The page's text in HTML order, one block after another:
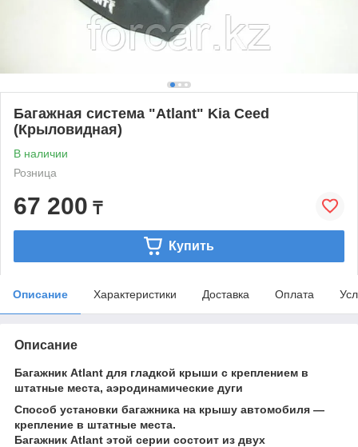
Багажная система "Atlant" Kia Ceed
(Крыловидная)
В наличии
Розница
67 200 ₸
Купить
Описание Характеристики Доставка Оплата
Описание
Багажник Atlant для гладкой крыши с креплением в
штатные места, аэродинамические дуги
Способ установки багажника на крышу автомобиля —
крепление в штатные места.
Багажник Atlant этой серии состоит из двух